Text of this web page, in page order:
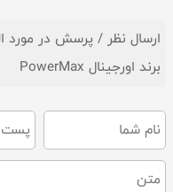
برند اورجینال PowerMax